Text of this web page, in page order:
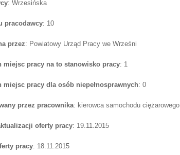
: Wrzesińska
pracodawcy: 10
przez: Powiatowy Urząd Pracy we Wrześni
miejsc pracy na to stanowisko pracy: 1
miejsc pracy dla osób niepełnosprawnych: 0
przez pracownika: kierowca samochodu ciężarowego
oferty pracy: 19.11.2015
pracy: 18.11.2015